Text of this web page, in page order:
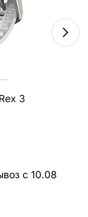
3
с 10.08